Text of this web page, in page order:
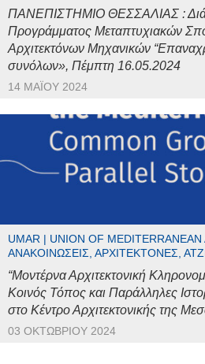
ΠΑΝΕΠΙΣΤΗΜΙΟ ΘΕΣΣΑΛΙΑΣ :
Προγράμματος Μεταπτυχιακών
Αρχιτεκτόνων Μηχανικών
συνόλων», Πέμπτη 16.05.2024
14 ΜΑΪ́ΟΥ 2024
UMAR | UNION OF MEDITERRANEAN
ΑΝΑΚΟΙΝΏΣΕΙΣ, ΑΡΧΙΤΈΚΤΟΝΕΣ,
“Μοντέρνα Αρχιτεκτονική
Κοινός Τόπος και Παράλληλες
στο Κέντρο Αρχιτεκτονικής της
03 ΟΚΤΩΒΡΊΟΥ 2024